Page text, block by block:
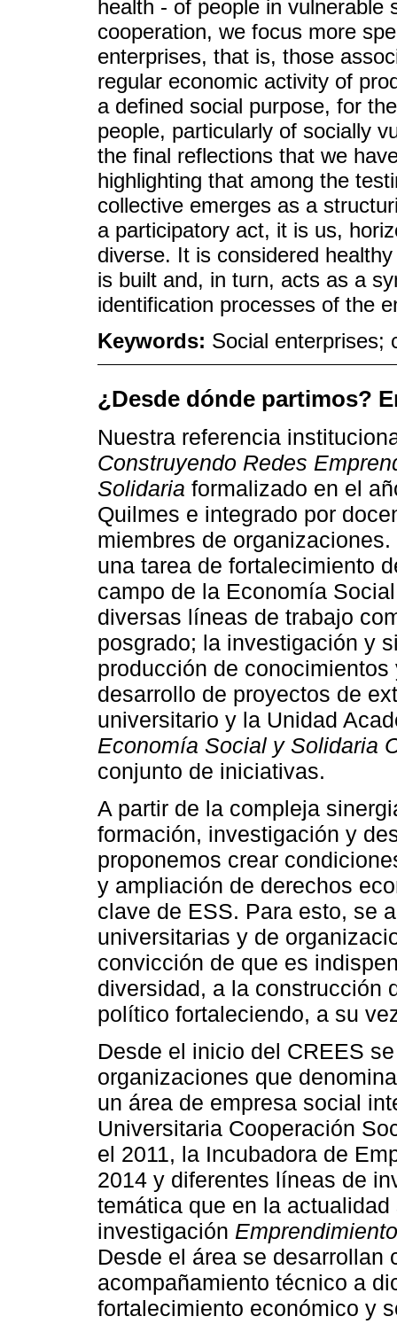
health - of people in
cooperation, we focus more
enterprises, that is, those
regular economic activity of
a defined social purpose, for
people, particularly of socially
the final reflections that we
highlighting that among the
collective emerges as a
a participatory act, it is us,
diverse. It is considered
is built and, in turn, acts as a
identification processes of the
Keywords: Social enterprises;
¿Desde dónde partimos?
Nuestra referencia
Construyendo Redes
Solidaria formalizado en el
Quilmes e integrado por
miembres de
una tarea de fortalecimiento
campo de la Economía
diversas líneas de trabajo
posgrado; la investigación y
producción de
desarrollo de proyectos de
universitario y la Unidad
Economía Social y Solidaria
conjunto de iniciativas.
A partir de la compleja
formación, investigación y
proponemos crear
y ampliación de derechos
clave de ESS. Para esto, se
universitarias y de
convicción de que es
diversidad, a la construcción
político fortaleciendo, a su
Desde el inicio del CREES
organizaciones que
un área de empresa social
Universitaria Cooperación
el 2011, la Incubadora de
2014 y diferentes líneas de
temática que en la
investigación
Desde el área se desarrollan
acompañamiento técnico a
fortalecimiento económico y